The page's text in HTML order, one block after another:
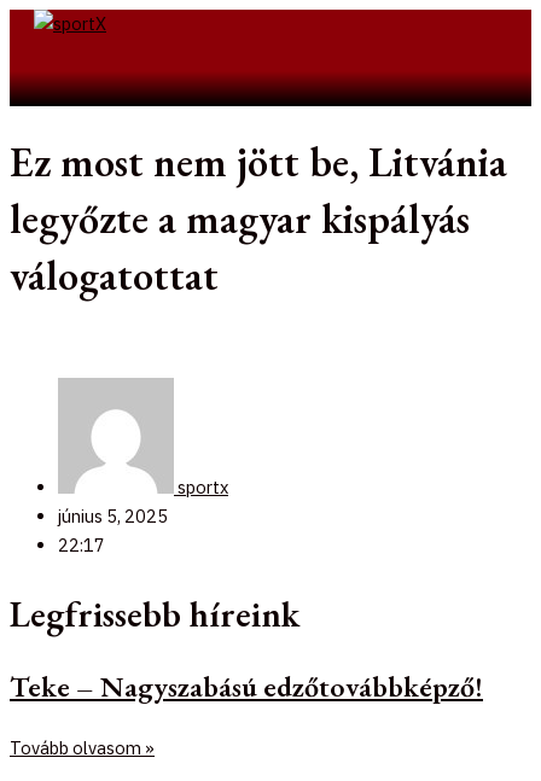
Skip
Ez most nem jött be, Litvánia
legyőzte a magyar kispályás
válogatottat
sportx
június 5, 2025
22:17
Legfrissebb híreink
Teke – Nagyszabású edzőtovábbképző!
Tovább olvasom »